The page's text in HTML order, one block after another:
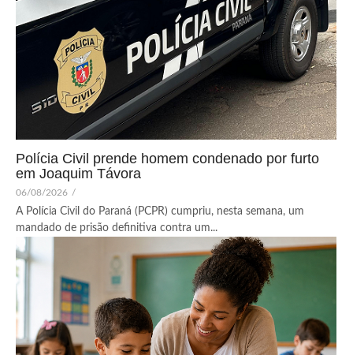
Polícia Civil prende homem condenado por furto
em Joaquim Távora
06/08/2026 /
A Polícia Civil do Paraná (PCPR) cumpriu, nesta semana, um
mandado de prisão definitiva contra um...